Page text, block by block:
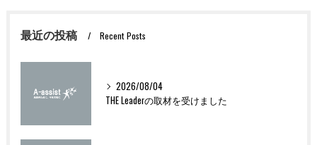
最近の投稿 Recent Posts
2026/08/04
THE Leaderの取材を受けました